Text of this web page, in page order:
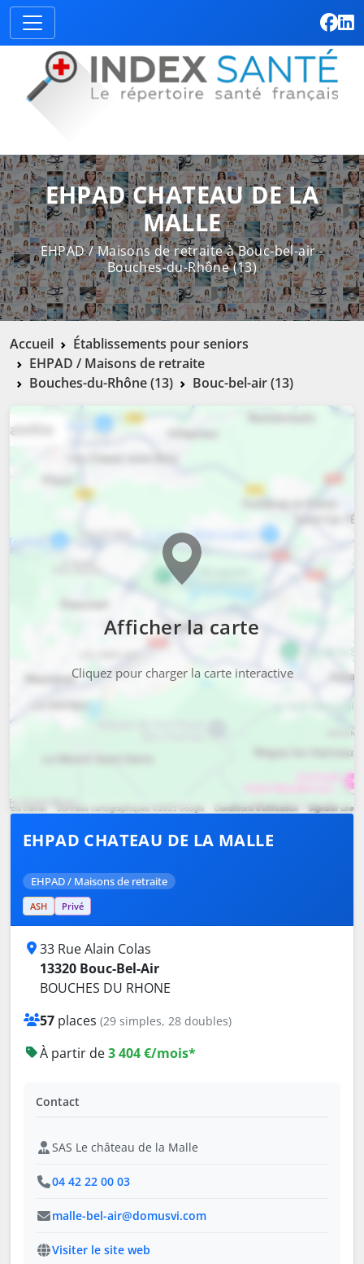
EHPAD CHATEAU DE LA
MALLE
EHPAD / Maisons de retraite à Bouc-bel-air -
Bouches-du-Rhône (13)
Accueil
Établissements pour seniors
EHPAD / Maisons de retraite
Bouches-du-Rhône (13)
Bouc-bel-air (13)
Afficher la carte
Cliquez pour charger la carte interactive
EHPAD CHATEAU DE LA MALLE
EHPAD / Maisons de retraite
ASH Privé
33 Rue Alain Colas
13320 Bouc-Bel-Air
BOUCHES DU RHONE
57 places (29 simples, 28 doubles)
À partir de3 404 €/mois*
Contact
SAS Le château de la Malle
04 42 22 00 03
malle-bel-air@domusvi.com
Visiter le site web